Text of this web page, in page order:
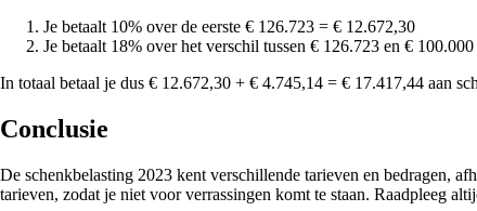
Je betaalt 10% over de eerste € 126.723 = € 12.672,30
Je betaalt 18% over het verschil tussen € 126.723 en €
In totaal betaal je dus € 12.672,30 + € 4.745,14 = € 17.417,44 aan
Conclusie
De schenkbelasting 2023 kent verschillende tarieven en bedragen,
tarieven, zodat je niet voor verrassingen komt te staan. Raadpleeg